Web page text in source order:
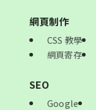
網頁制作
CSS 教學
網頁寄存
SEO
Google